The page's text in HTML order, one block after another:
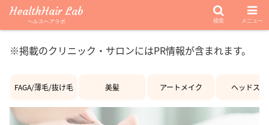
※掲載のクリニック・サロンにはPR情報が含まれます。
FAGA/薄毛/抜け毛 美髪 アートメイク ヘッドスパ
HealthHair Lab
ヘルスヘアラボ 検索 メニュー